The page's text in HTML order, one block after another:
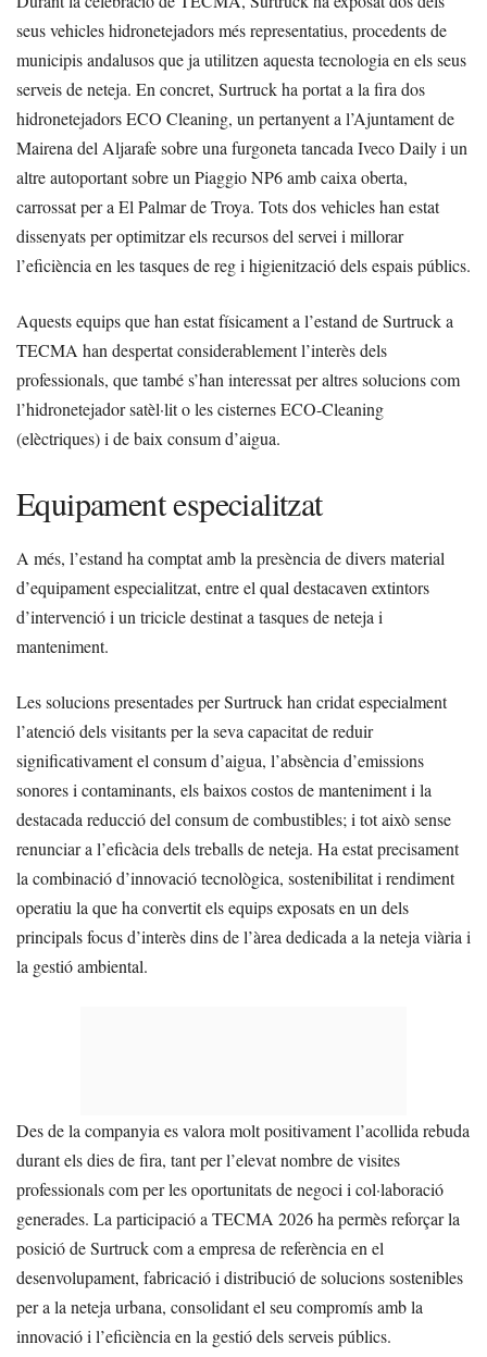
seus vehicles hidronetejadors més representatius, procedents de
municipis andalusos que ja utilitzen aquesta tecnologia en els seus
serveis de neteja. En concret, Surtruck ha portat a la fira dos
hidronetejadors ECO Cleaning, un pertanyent a l’Ajuntament de
Mairena del Aljarafe sobre una furgoneta tancada Iveco Daily i un
altre autoportant sobre un Piaggio NP6 amb caixa oberta,
carrossat per a El Palmar de Troya. Tots dos vehicles han estat
dissenyats per optimitzar els recursos del servei i millorar
l’eficiència en les tasques de reg i higienització dels espais públics.
Aquests equips que han estat físicament a l’estand de Surtruck a
TECMA han despertat considerablement l’interès dels
professionals, que també s’han interessat per altres solucions com
l’hidronetejador satèl·lit o les cisternes ECO-Cleaning
(elèctriques) i de baix consum d’aigua.
Equipament especialitzat
A més, l’estand ha comptat amb la presència de divers material
d’equipament especialitzat, entre el qual destacaven extintors
d’intervenció i un tricicle destinat a tasques de neteja i
manteniment.
Les solucions presentades per Surtruck han cridat especialment
l’atenció dels visitants per la seva capacitat de reduir
significativament el consum d’aigua, l’absència d’emissions
sonores i contaminants, els baixos costos de manteniment i la
destacada reducció del consum de combustibles; i tot això sense
renunciar a l’eficàcia dels treballs de neteja. Ha estat precisament
la combinació d’innovació tecnològica, sostenibilitat i rendiment
operatiu la que ha convertit els equips exposats en un dels
principals focus d’interès dins de l’àrea dedicada a la neteja viària i
la gestió ambiental.
Des de la companyia es valora molt positivament l’acollida rebuda
durant els dies de fira, tant per l’elevat nombre de visites
professionals com per les oportunitats de negoci i col·laboració
generades. La participació a TECMA 2026 ha permès reforçar la
posició de Surtruck com a empresa de referència en el
desenvolupament, fabricació i distribució de solucions sostenibles
per a la neteja urbana, consolidant el seu compromís amb la
innovació i l’eficiència en la gestió dels serveis públics.